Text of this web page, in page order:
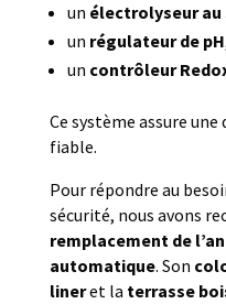
un électrolyseur au
un régulateur de pH
un contrôleur
Ce système assure
fiable.
Pour répondre au
sécurité, nous avons
remplacement de
automatique. Son
lineret la terrasse